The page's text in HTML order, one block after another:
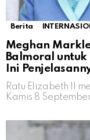
Berita
Meghan
Balmoral untuk
Ini
Ratu Elizabeth II
Kamis 8